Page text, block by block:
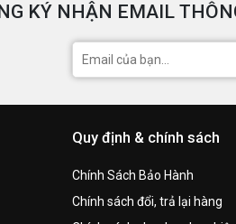
KÝ NHẬN EMAIL
Quy định & chính sách
Chính Sách Bảo Hành
Chính sách đổi, trả lại hàng